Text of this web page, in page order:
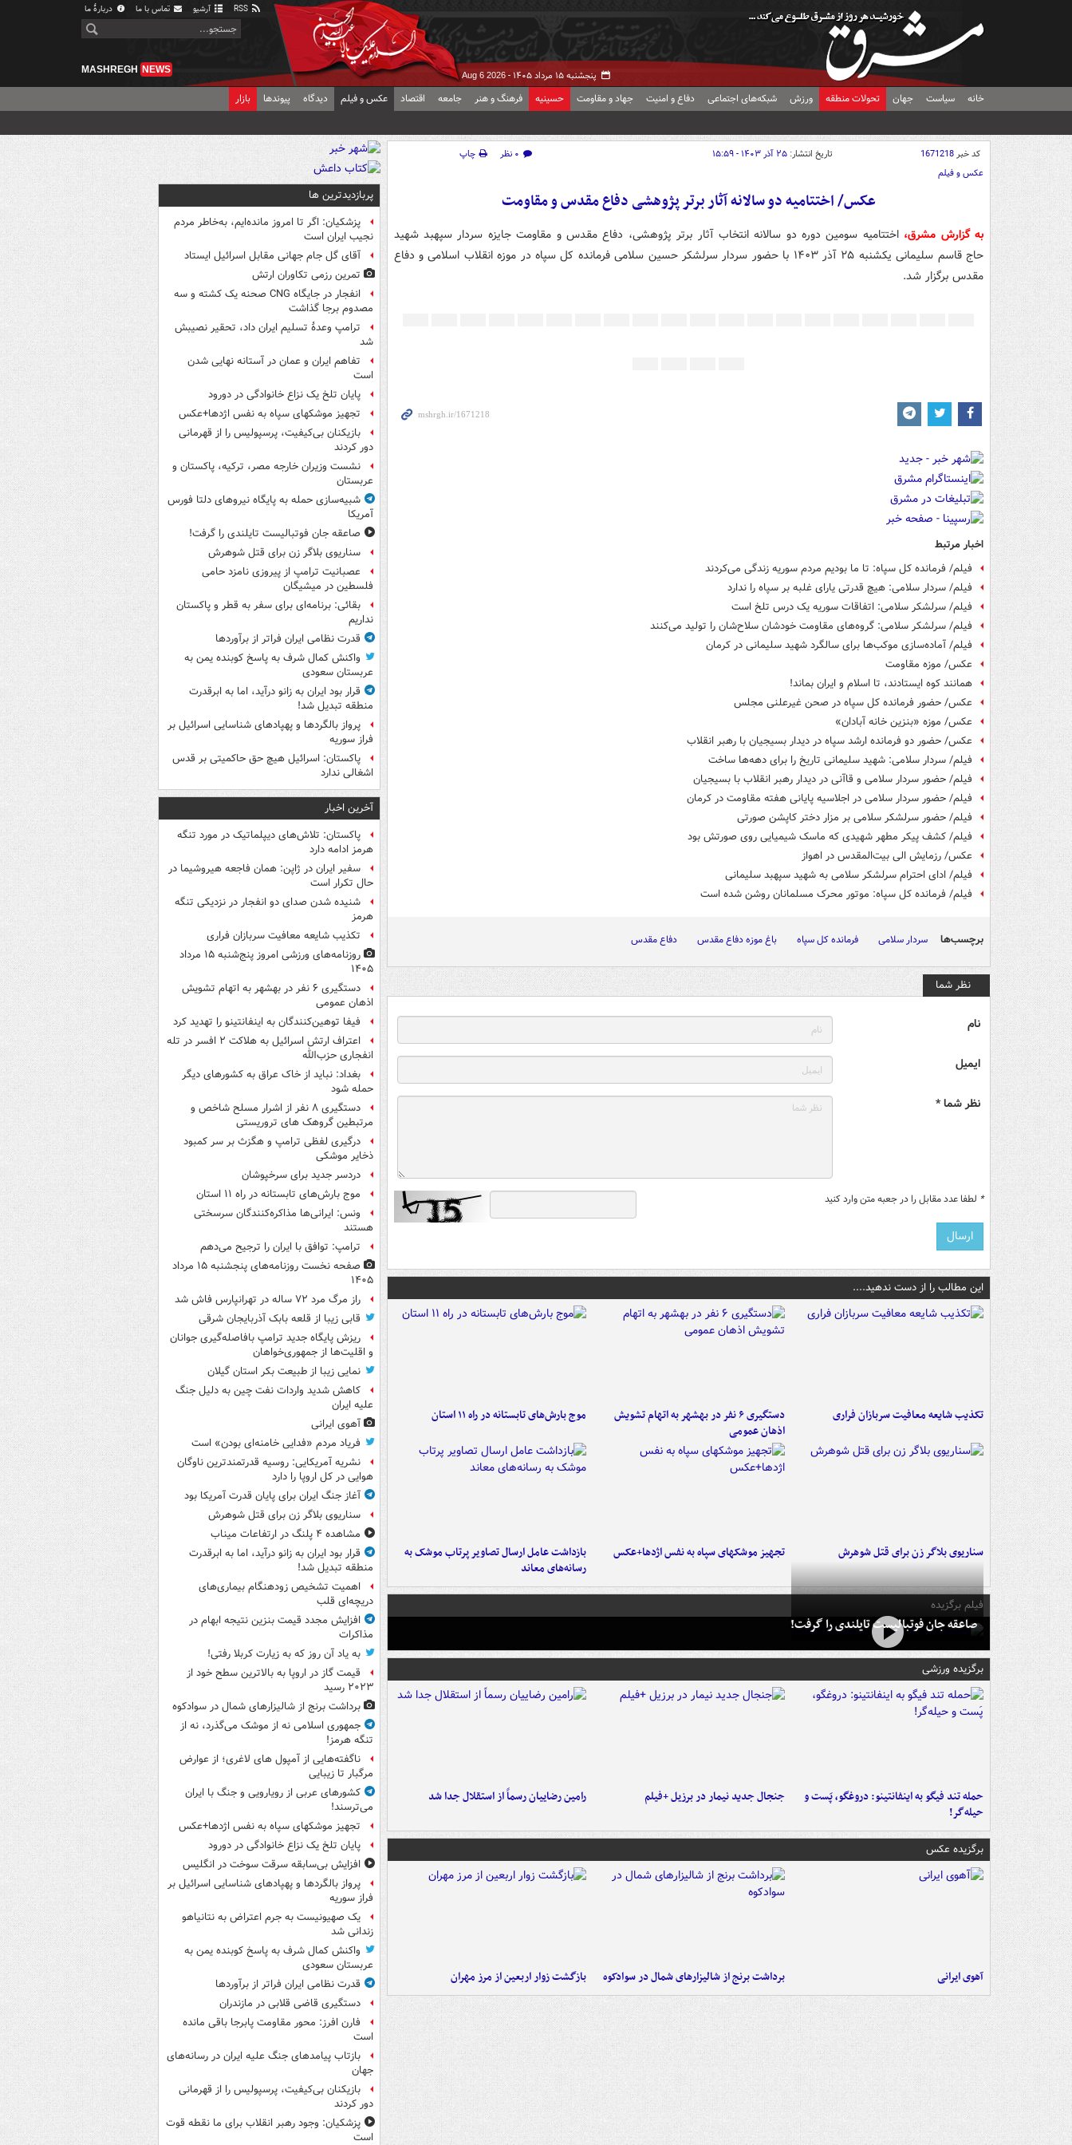
آرشیو تماس با ما دربارهٔ ما
پنجشنبه ۱۵ مرداد ۱۴۰۵ - Aug 6 2026
MASHREGH NEWS
خانه سیاست جهان تحولات منطقه ورزش شبکه‌های اجتماعی دفاع و امنیت جهاد و مقاومت حسینیه فرهنگ و هنر جامعه اقتصاد عکس و فیلم دیدگاه پیوندها بازار
کد خبر1671218 تاریخ انتشار: ۲۵ آذر ۱۴۰۳ - ۱۵:۵۹ ۰ نظر
چاپ
عکس و فیلم
عکس/ اختتامیه دو سالانه آثار برتر پژوهشی دفاع مقدس و مقاومت
به گزارش مشرق، اختتامیه سومین دوره دو سالانه انتخاب آثار برتر پژوهشی، دفاع مقدس و مقاومت جایزه سردار سپهبد شهید
حاج قاسم سلیمانی یکشنبه ۲۵ آذر ۱۴۰۳ با حضور سردار سرلشکر حسین سلامی فرمانده کل سپاه در موزه انقلاب اسلامی و دفاع
مقدس برگزار شد.
اخبار مرتبط
فیلم/ فرمانده کل سپاه: تا ما بودیم مردم سوریه زندگی می‌کردند
فیلم/ سردار سلامی: هیچ قدرتی ‌یارای غلبه بر سپاه را ندارد
فیلم/ سرلشکر سلامی: اتفاقات سوریه یک درس تلخ است
فیلم/ سرلشکر سلامی: گروه‌های مقاومت خودشان سلاح‌شان را تولید می‌کنند
فیلم/ آماده‌سازی موکب‌ها برای سالگرد شهید سلیمانی در کرمان
عکس/ موزه مقاومت
همانند کوه ایستادند، تا اسلام و ایران بماند!
عکس/ حضور فرمانده کل سپاه در صحن غیرعلنی مجلس
عکس/ موزه «بنزین خانه آبادان»
عکس/ حضور دو فرمانده ارشد سپاه در دیدار بسیجیان با رهبر انقلاب
فیلم/ سردار سلامی: شهید سلیمانی تاریخ را برای دهه‌ها ساخت
فیلم/ حضور سردار سلامی و قاآنی در دیدار رهبر انقلاب با بسیجیان
فیلم/ حضور سردار سلامی در اجلاسیه پایانی هفته مقاومت در کرمان
فیلم/ حضور سرلشکر سلامی بر مزار دختر کاپشن صورتی
فیلم/ کشف پیکر مطهر شهیدی که ماسک شیمیایی روی صورتش بود
عکس/ رزمایش الی بیت‌المقدس در اهواز
فیلم/ ادای احترام سرلشکر سلامی به شهید سپهبد سلیمانی
فیلم/ فرمانده کل سپاه: موتور محرک مسلمانان روشن شده است
برچسب‌ها سردار سلامی فرمانده کل سپاه باغ موزه دفاع مقدس دفاع مقدس
نظر شما
نام
ایمیل
نظر شما *
* لطفا عدد مقابل را در جعبه متن وارد کنید
این مطالب را از دست ندهید....
تکذیب شایعه معافیت سربازان فراری
دستگیری ۶ نفر در بهشهر به اتهام تشویش
اذهان عمومی
موج بارش‌های تابستانه در راه ۱۱ استان
سناریوی بلاگر زن برای قتل شوهرش تجهیز موشکهای سپاه به نفس اژدها+عکس
بازداشت عامل ارسال تصاویر پرتاب موشک به
رسانه‌های معاند
فیلم برگزیده
صاعقه جان فوتبالیست تایلندی را گرفت!
برگزیده ورزشی
حمله تند فیگو به اینفانتینو: دروغگو، پَست‌ و
حیله‌گر!
جنجال جدید نیمار در برزیل +فیلم رامین رضاییان رسماً از استقلال جدا شد
برگزیده عکس
آهوی ایرانی برداشت برنج از شالیزارهای شمال در سوادکوه بازگشت زوار اربعین از مرز مهران
پربازدیدترین ها
پزشکیان: اگر تا امروز مانده‌ایم، به‌خاطر مردم
نجیب ایران است
آقای گل جام جهانی مقابل اسرائیل ایستاد
تمرین رزمی تکاوران ارتش
انفجار در جایگاه CNG صحنه یک کشته و سه
مصدوم برجا گذاشت
ترامپ وعدۀ تسلیم ایران داد، تحقیر نصیبش
شد
تفاهم ایران و عمان در آستانه نهایی شدن
است
پایان تلخ یک نزاع خانوادگی در دورود
تجهیز موشکهای سپاه به نفس اژدها+عکس
بازیکنان بی‌کیفیت، پرسپولیس را از قهرمانی
دور کردند
نشست وزیران خارجه مصر، ترکیه، پاکستان و
عربستان
شبیه‌سازی حمله به پایگاه نیروهای دلتا فورس
آمریکا
صاعقه جان فوتبالیست تایلندی را گرفت!
سناریوی بلاگر زن برای قتل شوهرش
عصبانیت ترامپ از پیروزی نامزد حامی
فلسطین در میشیگان
بقائی: برنامه‌ای برای سفر به قطر و پاکستان
نداریم
قدرت نظامی ایران فراتر از برآوردها
واکنش کمال شرف به پاسخ کوبنده یمن به
عربستان سعودی
قرار بود ایران به زانو درآید، اما به ابرقدرت
منطقه تبدیل شد!
پرواز بالگردها و پهپادهای شناسایی اسرائیل بر
فراز سوریه
پاکستان: اسرائیل هیچ حق حاکمیتی بر قدس
اشغالی ندارد
آخرین اخبار
پاکستان: تلاش‌های دیپلماتیک در مورد تنگه
هرمز ادامه دارد
سفیر ایران در ژاپن: همان فاجعه هیروشیما در
حال تکرار است
شنیده شدن صدای دو انفجار در نزدیکی تنگه
هرمز
تکذیب شایعه معافیت سربازان فراری
روزنامه‌های ورزشی امروز پنج‌شنبه ۱۵ مرداد
۱۴۰۵
دستگیری ۶ نفر در بهشهر به اتهام تشویش
اذهان عمومی
فیفا توهین‌کنندگان به اینفانتینو را تهدید کرد
اعتراف ارتش اسرائیل به هلاکت ۲ افسر در تله
انفجاری حزب‌الله
بغداد: نباید از خاک عراق به کشورهای دیگر
حمله شود
دستگیری ۸ نفر از اشرار مسلح شاخص و
مرتبطین گروهک های تروریستی
درگیری لفظی ترامپ و هگزث بر سر کمبود
ذخایر موشکی
دردسر جدید برای سرخپوشان
موج بارش‌های تابستانه در راه ۱۱ استان
ونس: ایرانی‌ها مذاکره‌کنندگان سرسختی
هستند
ترامپ: توافق با ایران را ترجیح می‌دهم
صفحه نخست روزنامه‌های پنجشنبه ۱۵ مرداد
۱۴۰۵
راز مرگ مرد ۷۲ ساله در تهرانپارس فاش شد
قابی زیبا از قلعه بابک آذربایجان شرقی
ریزش پایگاه جدید ترامپ بافاصله‌گیری جوانان
و اقلیت‌ها از جمهوری‌خواهان
نمایی زیبا از طبیعت بکر استان گیلان
کاهش شدید واردات نفت چین به دلیل جنگ
علیه ایران
آهوی ایرانی
فریاد مردم «فدایی خامنه‌ای بودن» است
نشریه آمریکایی: روسیه قدرتمندترین ناوگان
هوایی در کل اروپا را دارد
آغاز جنگ ایران برای پایان قدرت آمریکا بود
سناریوی بلاگر زن برای قتل شوهرش
مشاهده ۴ پلنگ در ارتفاعات میناب
قرار بود ایران به زانو درآید، اما به ابرقدرت
منطقه تبدیل شد!
اهمیت تشخیص زودهنگام بیماری‌های
دریچه‌ای قلب
افزایش مجدد قیمت بنزین نتیجه ابهام در
مذاکرات
به یاد آن روز که به زیارت کربلا رفتی!
قیمت گاز در اروپا به بالاترین سطح خود از
۲۰۲۳ رسید
برداشت برنج از شالیزارهای شمال در سوادکوه
جمهوری اسلامی نه از موشک می‌گذرد، نه از
تنگه هرمز!
ناگفته‌هایی از آمپول های لاغری؛ از عوارض
مرگبار تا زیبایی
کشورهای عربی از رویارویی و جنگ با ایران
می‌ترسند!
تجهیز موشکهای سپاه به نفس اژدها+عکس
پایان تلخ یک نزاع خانوادگی در دورود
افزایش بی‌سابقه سرقت سوخت در انگلیس
پرواز بالگردها و پهپادهای شناسایی اسرائیل بر
فراز سوریه
یک صهیونیست به جرم اعتراض به نتانیاهو
زندانی شد
واکنش کمال شرف به پاسخ کوبنده یمن به
عربستان سعودی
قدرت نظامی ایران فراتر از برآوردها
دستگیری قاضی قلابی در مازندران
فارن افرز: محور مقاومت پابرجا باقی مانده
است
بازتاب پیامدهای جنگ علیه ایران در رسانه‌های
جهان
بازیکنان بی‌کیفیت، پرسپولیس را از قهرمانی
دور کردند
پزشکیان: وجود رهبر انقلاب برای ما نقطه قوت
است